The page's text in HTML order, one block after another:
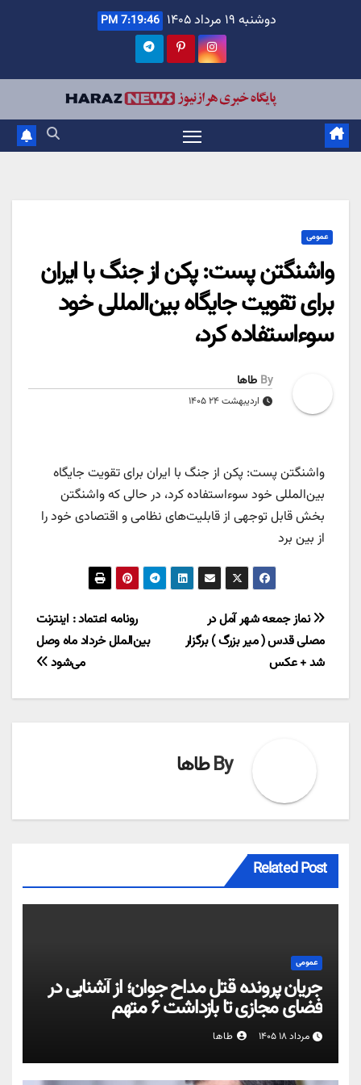
دوشنبه ۱۹ مرداد ۱۴۰۵ 7:19:46 PM
عمومی
واشنگتن پست: پکن از جنگ با ایران
برای تقویت جایگاه بین‌المللی خود
سوءاستفاده کرد،
By طاها
اردیبهشت ۲۴ ۱۴۰۵
واشنگتن پست: پکن از جنگ با ایران برای تقویت جایگاه
بین‌المللی خود سوءاستفاده کرد، در حالی که واشنگتن
بخش قابل توجهی از قابلیت‌های نظامی و اقتصادی خود را
از بین برد
راهبری
نوشته
رونامه اعتماد : اینترنت
بین‌الملل خرداد ماه وصل
می‌شود
نماز جمعه شهر آمل در
مصلی قدس ( میر بزرگ ) برگزار
شد + عکس
Byطاها
Related Post
عمومی
جریان پرونده قتل مداح جوان؛ از آشنایی در
فضای مجازی تا بازداشت ۶ متهم
مرداد ۱۸ ۱۴۰۵ طاها